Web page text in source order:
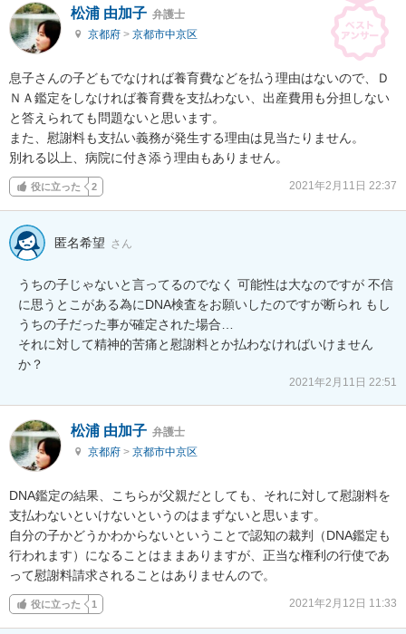
松浦 由加子 弁護士
京都府 > 京都市中京区
息子さんの子どもでなければ養育費などを払う理由はないので、Ｄ
ＮＡ鑑定をしなければ養育費を支払わない、出産費用も分担しない
と答えられても問題ないと思います。
また、慰謝料も支払い義務が発生する理由は見当たりません。
別れる以上、病院に付き添う理由もありません。
役に立った 2 2021年2月11日 22:37
匿名希望 さん
うちの子じゃないと言ってるのでなく 可能性は大なのですが 不信
に思うとこがある為にDNA検査をお願いしたのですが断られ もし
うちの子だった事が確定された場合…
それに対して精神的苦痛と慰謝料とか払わなければいけません
か？
2021年2月11日 22:51
松浦 由加子 弁護士
京都府 > 京都市中京区
DNA鑑定の結果、こちらが父親だとしても、それに対して慰謝料を
支払わないといけないというのはまずないと思います。
自分の子かどうかわからないということで認知の裁判（DNA鑑定も
行われます）になることはままありますが、正当な権利の行使であ
って慰謝料請求されることはありませんので。
役に立った 1 2021年2月12日 11:33